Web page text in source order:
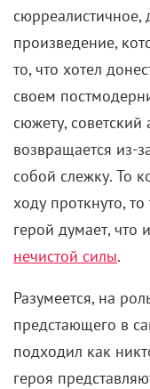
произведение,
то, что хотел
своем
сюжету,
возвращается из-
собой слежку. То
ходу проткнуто,
герой думает, что
нечистой силы.
Разумеется, на
предстающего в
подходил как
героя